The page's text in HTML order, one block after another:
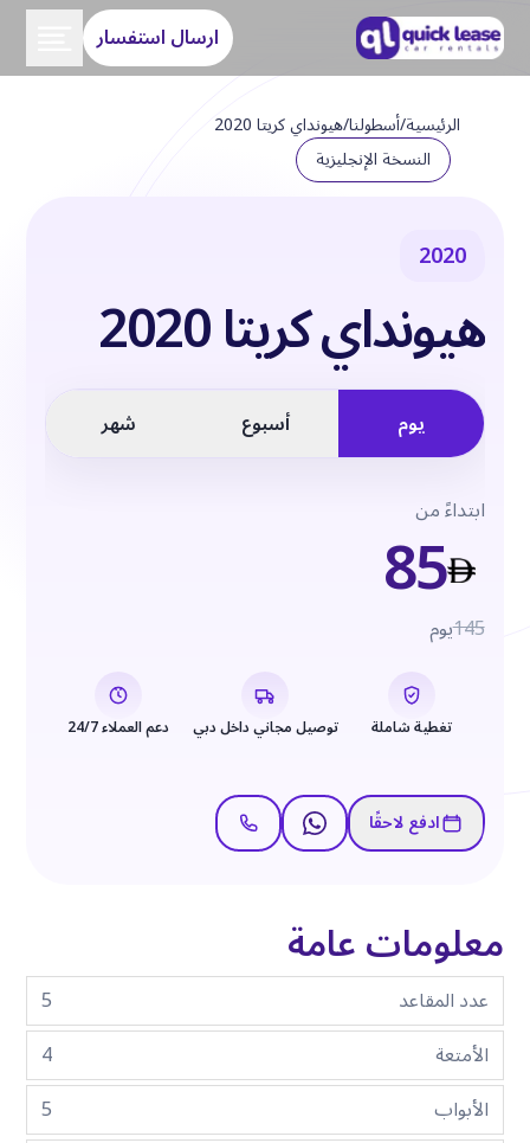
ارسال استفسار
الرئيسية/أسطولنا/هيونداي كريتا 2020
النسخة الإنجليزية
2020
هيونداي كريتا 2020
يوم أسبوع شهر
ابتداءً من85145يوم
تغطية شاملة توصيل مجاني داخل دبي دعم العملاء 24/7
ادفع لاحقًا
معلومات عامة
عدد المقاعد
5
الأمتعة
4
الأبواب
5